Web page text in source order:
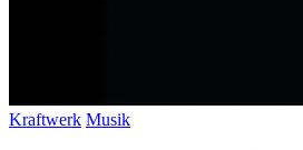
Kraftwerk Musik